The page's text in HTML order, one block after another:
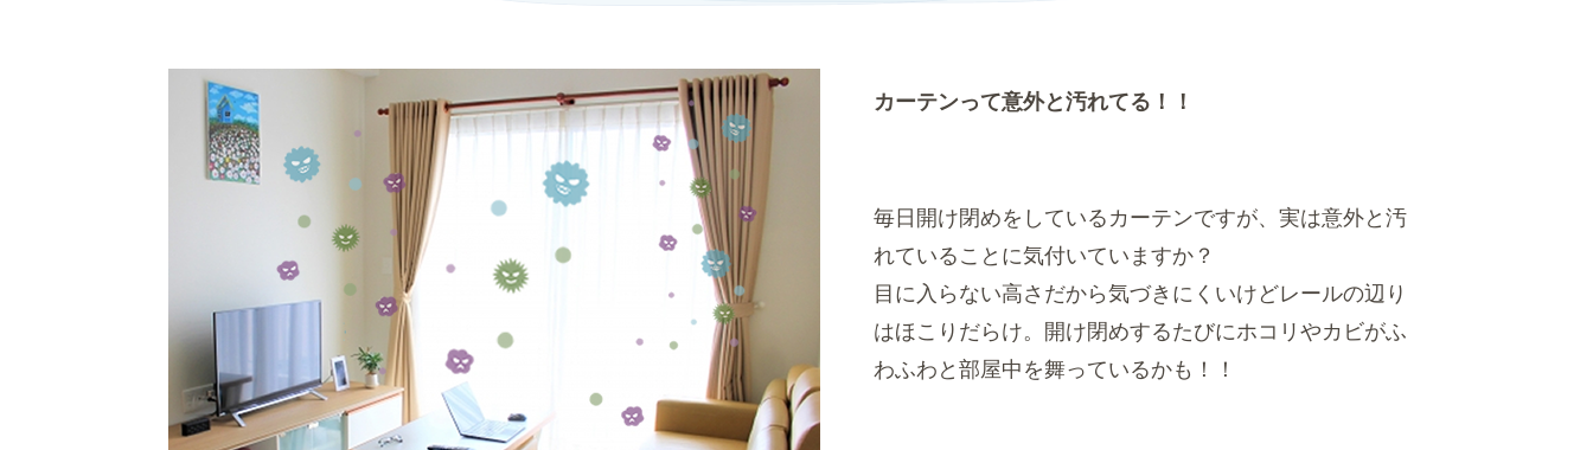
カーテンって意外と汚れてる！！
毎日開け閉めをしているカーテンですが、実は意外と汚
れていることに気付いていますか？
目に入らない高さだから気づきにくいけどレールの辺り
はほこりだらけ。開け閉めするたびにホコリやカビがふ
わふわと部屋中を舞っているかも！！